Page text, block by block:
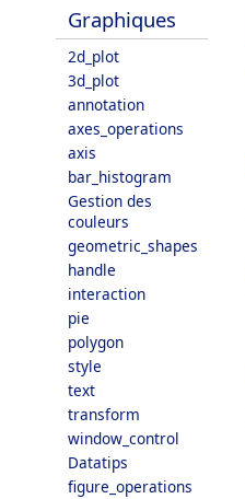
Graphiques
2d_plot
3d_plot
annotation
axes_operations
axis
bar_histogram
Gestion des
couleurs
geometric_shapes
handle
interaction
pie
polygon
style
text
transform
window_control
Datatips
figure_operations